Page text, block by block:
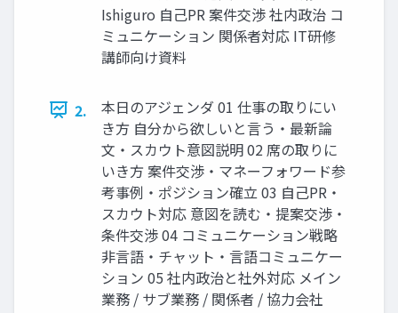
Ishiguro 自己PR 案件交渉 社内政治 コ
ミュニケーション 関係者対応 IT研修
講師向け資料
2.
本日のアジェンダ 01 仕事の取りにい
き方 自分から欲しいと言う・最新論
文・スカウト意図説明 02 席の取りに
いき方 案件交渉・マネーフォワード参
考事例・ポジション確立 03 自己PR・
スカウト対応 意図を読む・提案交渉・
条件交渉 04 コミュニケーション戦略
非言語・チャット・言語コミュニケー
ション 05 社内政治と社外対応 メイン
業務 / サブ業務 / 関係者 / 協力会社